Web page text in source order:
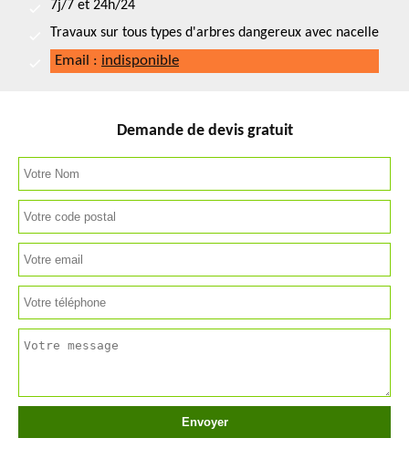
7j/7 et 24h/24
Travaux sur tous types d'arbres dangereux avec nacelle
Email : indisponible
Demande de devis gratuit